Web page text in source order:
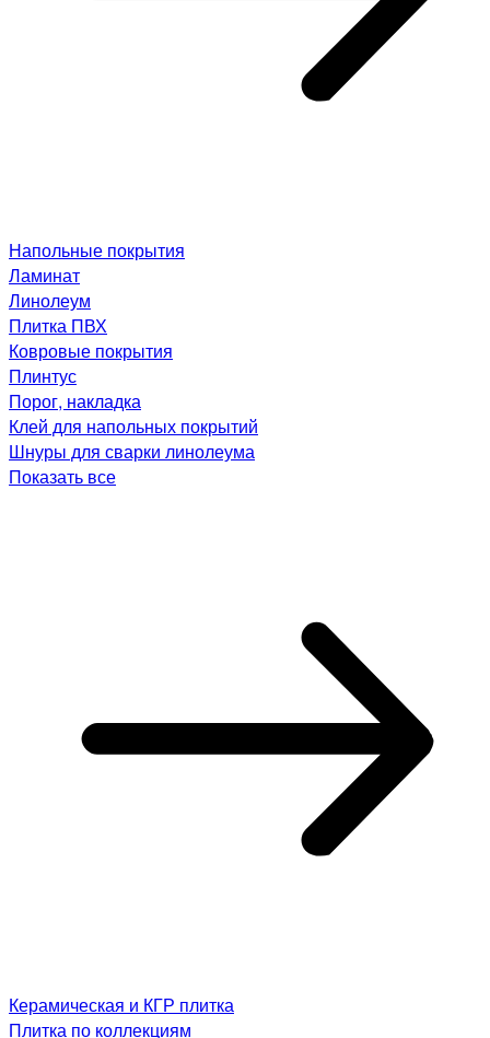
Напольные покрытия
Ламинат
Линолеум
Плитка ПВХ
Ковровые покрытия
Плинтус
Порог, накладка
Клей для напольных покрытий
Шнуры для сварки линолеума
Показать все
Керамическая и КГР плитка
Плитка по коллекциям